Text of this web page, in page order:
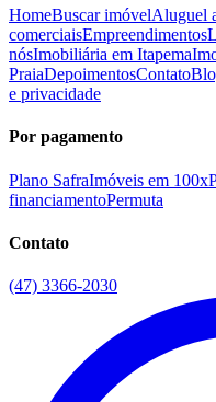
HomeBuscar imóvelAluguel
comerciaisEmpreendimentos
nósImobiliária em Itapema
PraiaDepoimentosContato
e privacidade
Por pagamento
Plano SafraImóveis em 100x
financiamentoPermuta
Contato
(47) 3366-2030